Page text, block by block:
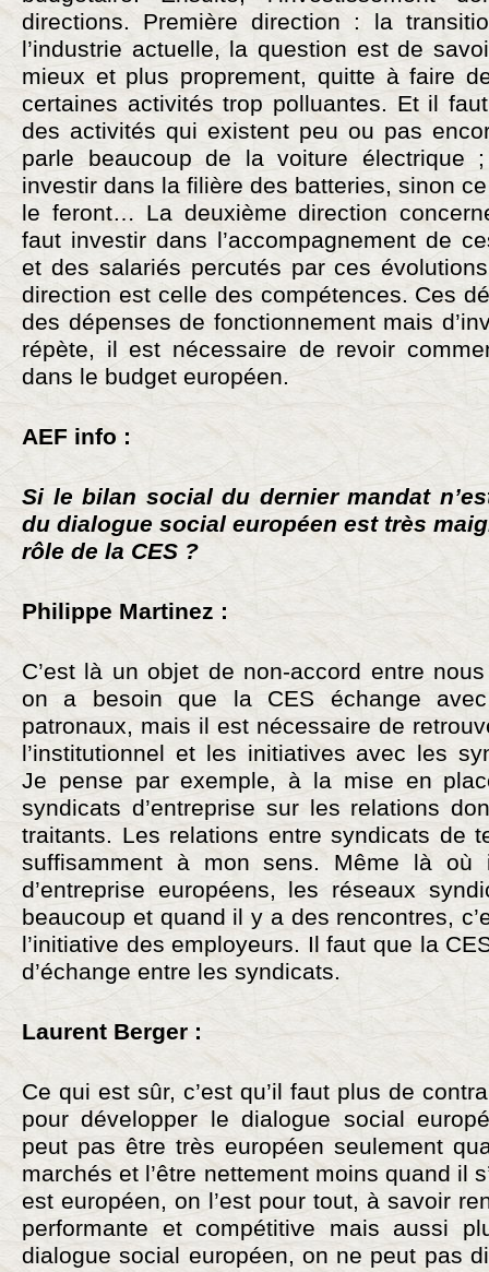
directions. Première direction : la
l’industrie actuelle, la question est de
mieux et plus proprement, quitte à faire
certaines activités trop polluantes. Et il
des activités qui existent peu ou pas
parle beaucoup de la voiture électrique
investir dans la filière des batteries, sinon
le feront… La deuxième direction
faut investir dans l’accompagnement de
et des salariés percutés par ces
direction est celle des compétences. Ces
des dépenses de fonctionnement mais
répète, il est nécessaire de revoir
dans le budget européen.
AEF info :
Si le bilan social du dernier mandat
du dialogue social européen est très
rôle de la CES ?
Philippe Martinez :
C’est là un objet de non-accord entre
on a besoin que la CES échange avec
patronaux, mais il est nécessaire de
l’institutionnel et les initiatives avec les
Je pense par exemple, à la mise en
syndicats d’entreprise sur les relations
traitants. Les relations entre syndicats de
suffisamment à mon sens. Même là
d’entreprise européens, les réseaux
beaucoup et quand il y a des rencontres,
l’initiative des employeurs. Il faut que la
d’échange entre les syndicats.
Laurent Berger :
Ce qui est sûr, c’est qu’il faut plus de
pour développer le dialogue social
peut pas être très européen seulement
marchés et l’être nettement moins quand il
est européen, on l’est pour tout, à savoir
performante et compétitive mais aussi
dialogue social européen, on ne peut pas